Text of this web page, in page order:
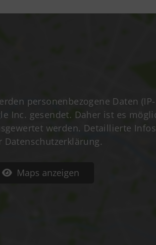
personenbezogene Daten (IP-
Inc. gesendet. Daher ist es
werden. Detaillierte Infos
Maps anzeigen